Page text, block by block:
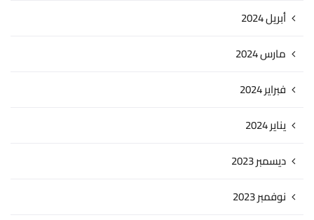
أبريل 2024
مارس 2024
فبراير 2024
يناير 2024
ديسمبر 2023
نوفمبر 2023